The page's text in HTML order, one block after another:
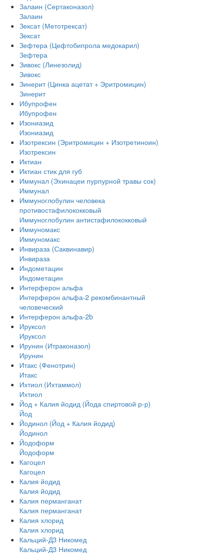
Залаин (Сертаконазол)
Залаин
Зексат (Метотрексат)
Зексат
Зефтера (Цефтобипрола медокарил)
Зефтера
Зивокс (Линезолид)
Зивокс
Зинерит (Цинка ацетат + Эритромицин)
Зинерит
Ибупрофен
Ибупрофен
Изониазид
Изониазид
Изотрексин (Эритромицин + Изотретиноин)
Изотрексин
Иктиан
Иктиан стик для губ
Иммунал (Эхинацеи пурпурной травы сок)
Иммунал
Иммуноглобулин человека
противостафилококковый
Иммуноглобулин антистафилококковый
Иммуномакс
Иммуномакс
Инвираза (Саквинавир)
Инвираза
Индометацин
Индометацин
Интерферон альфа
Интерферон альфа-2 рекомбинантный
человеческий
Интерферон альфа-2b
Ируксол
Ируксол
Ирунин (Итраконазол)
Ирунин
Итакс (Фенотрин)
Итакс
Ихтиол (Ихтаммол)
Ихтиол
Йод + Калия йодид (Йода спиртовой р-р)
Йод
Йодинол (Йод + Калия йодид)
Йодинол
Йодоформ
Йодоформ
Кагоцел
Кагоцел
Калия йодид
Калия йодид
Калия перманганат
Калия перманганат
Калия хлорид
Калия хлорид
Кальций-Д3 Никомед
Кальций-Д3 Никомед